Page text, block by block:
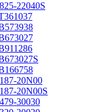
22040S
20N00
20N00S
30030